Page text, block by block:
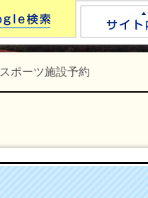
Google検索
スポーツ施設予約